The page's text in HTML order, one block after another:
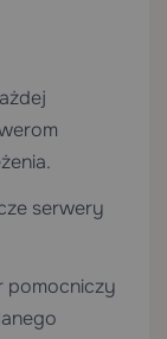
serwery
pomocniczy